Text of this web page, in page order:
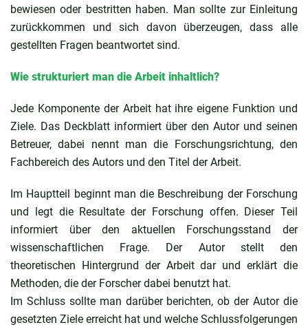
bewiesen oder bestritten haben. Man sollte zur Einleitung
zurückkommen und sich davon überzeugen, dass alle
gestellten Fragen beantwortet sind.
Wie strukturiert man die Arbeit inhaltlich?
Jede Komponente der Arbeit hat ihre eigene Funktion und
Ziele. Das Deckblatt informiert über den Autor und seinen
Betreuer, dabei nennt man die Forschungsrichtung, den
Fachbereich des Autors und den Titel der Arbeit.
Im Hauptteil beginnt man die Beschreibung der Forschung
und legt die Resultate der Forschung offen. Dieser Teil
informiert über den aktuellen Forschungsstand der
wissenschaftlichen Frage. Der Autor stellt den
theoretischen Hintergrund der Arbeit dar und erklärt die
Methoden, die der Forscher dabei benutzt hat.
Im Schluss sollte man darüber berichten, ob der Autor die
gesetzten Ziele erreicht hat und welche Schlussfolgerungen